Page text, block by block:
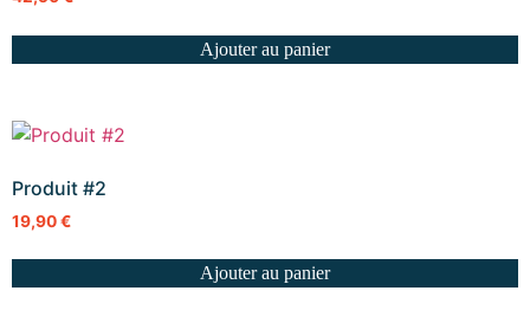
Ajouter au panier
Produit #2
19,90€
Ajouter au panier